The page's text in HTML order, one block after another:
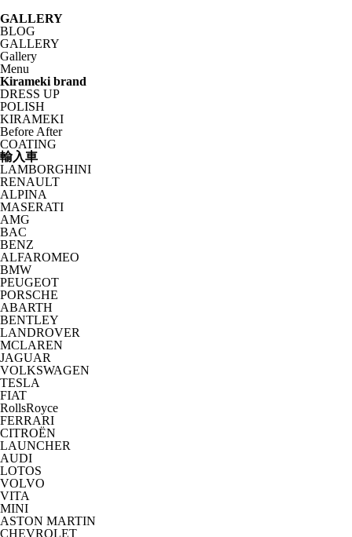
GALLERY
BLOG
GALLERY
Gallery
Menu
Kirameki brand
DRESS UP
POLISH
KIRAMEKI
Before After
COATING
輸入車
LAMBORGHINI
RENAULT
ALPINA
MASERATI
AMG
BAC
BENZ
ALFAROMEO
BMW
PEUGEOT
PORSCHE
ABARTH
BENTLEY
LANDROVER
MCLAREN
JAGUAR
VOLKSWAGEN
TESLA
FIAT
RollsRoyce
FERRARI
CITROËN
LAUNCHER
AUDI
LOTOS
VOLVO
VITA
MINI
ASTON MARTIN
CHEVROLET